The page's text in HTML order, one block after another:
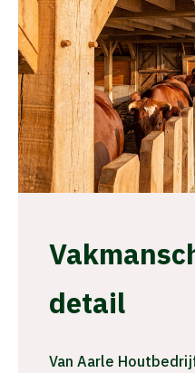
detail
Van Aarle